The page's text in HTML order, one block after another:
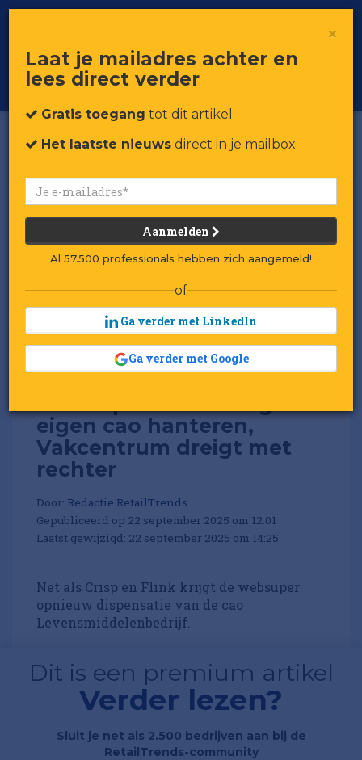
Voor professionals in retail & brands
Toggle
eigen cao hanteren,
Vakcentrum dreigt met
rechter
Door: Redactie RetailTrends
Gepubliceerd op 22 september 2025 om 12:01
Laatst gewijzigd: 22 september 2025 om 14:25
Net als Crisp en Flink krijgt de websuper
opnieuw dispensatie van de cao
Levensmiddelenbedrijf.
Dit is een premium artikel
Verder lezen?
Sluit je net als 2.500 bedrijven aan bij de
RetailTrends-community
×
Laat je mailadres achter en
lees direct verder
Gratis toegang tot dit artikel
Het laatste nieuws direct in je mailbox
Aanmelden
Al 57.500 professionals hebben zich aangemeld!
of
Ga verder met LinkedIn
Ga verder met Google